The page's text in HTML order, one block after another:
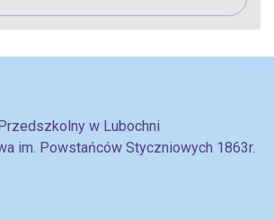
w Lubochni
im. Powstańców Styczniowych 1863r.